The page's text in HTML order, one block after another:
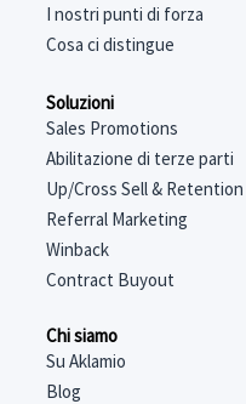
I nostri punti di forza
Cosa ci distingue
Soluzioni
Sales Promotions
Abilitazione di terze parti
Up/Cross Sell & Retention
Referral Marketing
Winback
Contract Buyout
Chi siamo
Su Aklamio
Blog